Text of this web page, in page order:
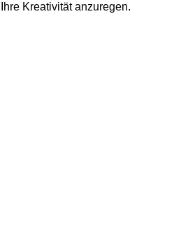
Kreativität anzuregen.